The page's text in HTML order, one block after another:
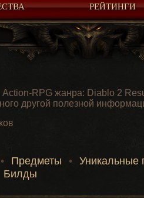
РЕЙТИНГИ
RPG жанра: Diablo 2
другой полезной
• Предметы • Уникальные
Билды